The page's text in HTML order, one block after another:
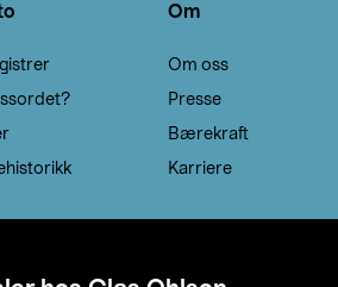
Om
Om oss
Presse
Bærekraft
Karriere